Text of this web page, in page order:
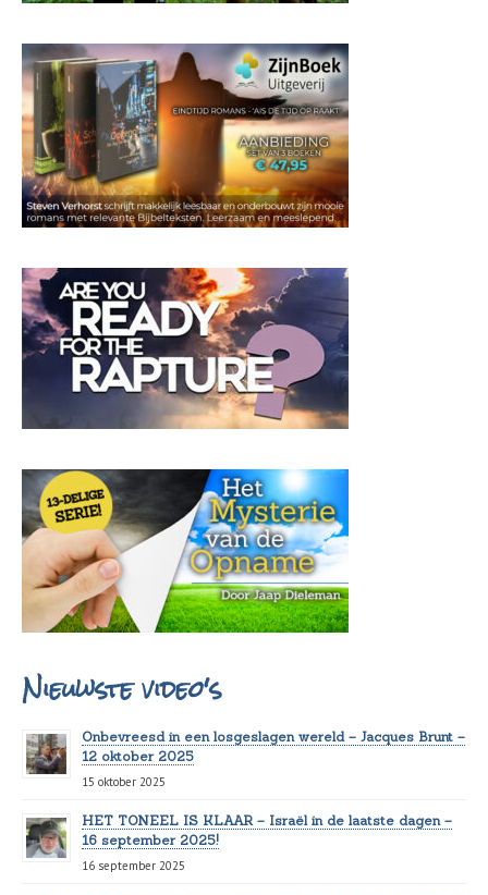
Nieuwste video's
Onbevreesd in een losgeslagen wereld – Jacques Brunt –
12 oktober 2025
15 oktober 2025
HET TONEEL IS KLAAR – Israël in de laatste dagen –
16 september 2025!
16 september 2025